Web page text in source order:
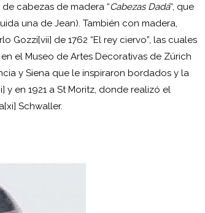
cabezas de madera “Cabezas Dadá“, que
una de Jean). También con madera,
de 1762 “El rey ciervo”, las cuales
el Museo de Artes Decorativas de Zúrich
y Siena que le inspiraron bordados y la
y en 1921 a St Moritz, donde realizó el
Schwaller.